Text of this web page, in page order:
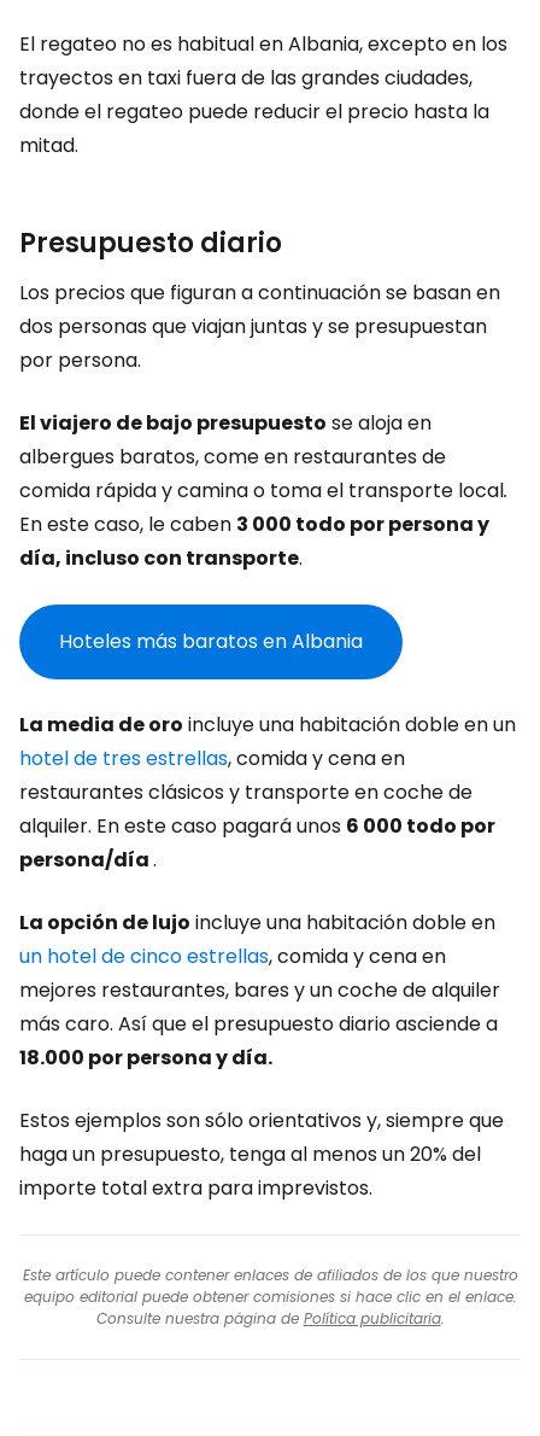
El regateo no es habitual en Albania, excepto en los
trayectos en taxi fuera de las grandes ciudades,
donde el regateo puede reducir el precio hasta la
mitad.
Presupuesto diario
Los precios que figuran a continuación se basan en
dos personas que viajan juntas y se presupuestan
por persona.
El viajero de bajo presupuesto se aloja en
albergues baratos, come en restaurantes de
comida rápida y camina o toma el transporte local.
En este caso, le caben 3 000 todo por persona y
día, incluso con transporte.
Hoteles más baratos en Albania
La media de oro incluye una habitación doble en un
hotel de tres estrellas, comida y cena en
restaurantes clásicos y transporte en coche de
alquiler. En este caso pagará unos 6 000 todo por
persona/día.
La opción de lujo incluye una habitación doble en
un hotel de cinco estrellas, comida y cena en
mejores restaurantes, bares y un coche de alquiler
más caro. Así que el presupuesto diario asciende a
18.000 por persona y día.
Estos ejemplos son sólo orientativos y, siempre que
haga un presupuesto, tenga al menos un 20% del
importe total extra para imprevistos.
Este artículo puede contener enlaces de afiliados de los que nuestro
equipo editorial puede obtener comisiones si hace clic en el enlace.
Consulte nuestra página de Política publicitaria.